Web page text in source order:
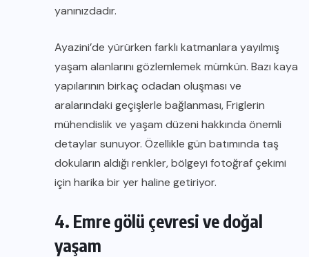
yanınızdadır.
Ayazini’de yürürken farklı katmanlara yayılmış
yaşam alanlarını gözlemlemek mümkün. Bazı kaya
yapılarının birkaç odadan oluşması ve
aralarındaki geçişlerle bağlanması, Friglerin
mühendislik ve yaşam düzeni hakkında önemli
detaylar sunuyor. Özellikle gün batımında taş
dokuların aldığı renkler, bölgeyi fotoğraf çekimi
için harika bir yer haline getiriyor.
4. Emre gölü çevresi ve doğal
yaşam